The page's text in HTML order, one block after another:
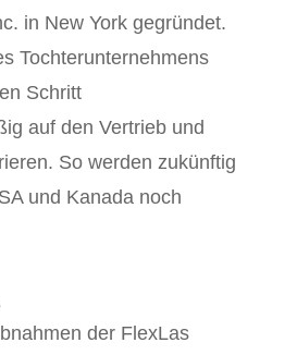
in New York gegründet.
Tochterunternehmens
Schritt
auf den Vertrieb und
So werden zukünftig
und Kanada noch
der FlexLas